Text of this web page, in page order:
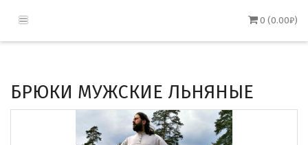
0 (0.00₽)
БРЮКИ МУЖСКИЕ ЛЬНЯНЫЕ